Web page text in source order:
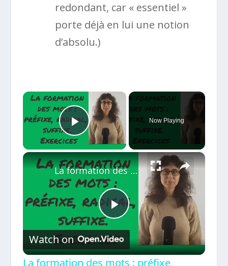
redondant, car « essentiel »
porte déjà en lui une notion
d’absolu.)
×
Play Video
Now Playing
×
Play
Video
La formation des mots : préfixe, radical, suffixe. Exercices
Watch on
La formation des mots : préfixe,